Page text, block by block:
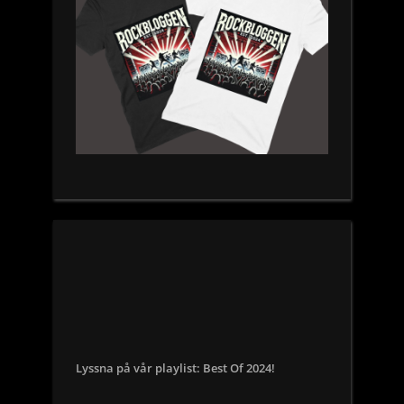
Lyssna på vår playlist: Best Of 2024!